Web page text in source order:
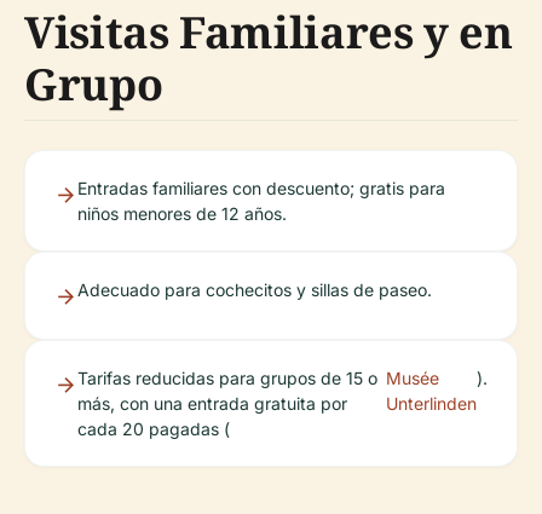
Visitas Familiares y en
Grupo
Entradas familiares con descuento; gratis para
niños menores de 12 años.
Adecuado para cochecitos y sillas de paseo.
Tarifas reducidas para grupos de 15 o
más, con una entrada gratuita por
cada 20 pagadas (
Musée
Unterlinden
).